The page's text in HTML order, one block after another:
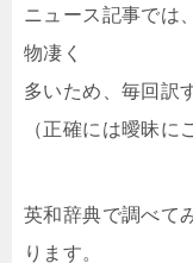
ニュース記事では
物凄く
多いため、毎回訳
（正確には曖昧に
英和辞典で調べて
ります。